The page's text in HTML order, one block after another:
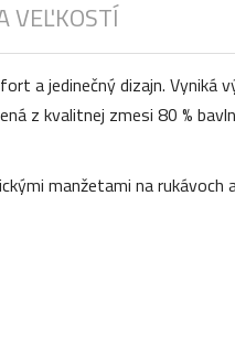
VEĽKOSTÍ
a jedinečný dizajn. Vyniká
z kvalitnej zmesi 80 %
manžetami na rukávoch